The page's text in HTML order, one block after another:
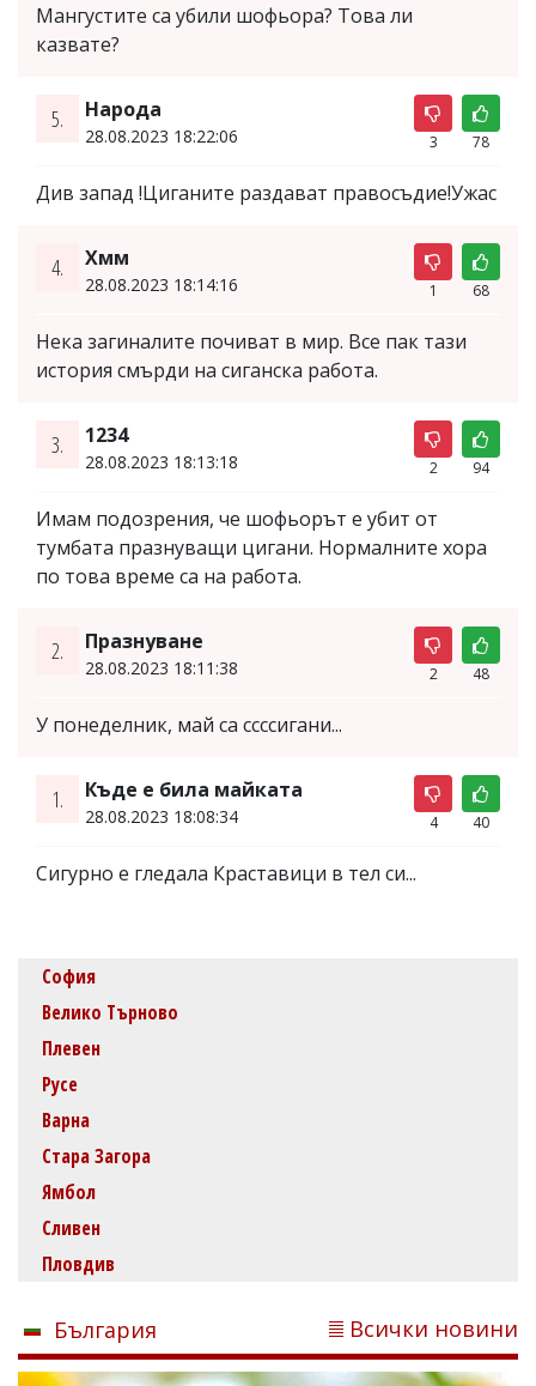
Мангустите са убили шофьора? Това ли
казвате?
5. Народа
28.08.2023 18:22:06 3 78
Див запад !Циганите раздават правосъдие!Ужас
4. Хмм
28.08.2023 18:14:16 1 68
Нека загиналите почиват в мир. Все пак тази
история смърди на сиганска работа.
3. 1234
28.08.2023 18:13:18 2 94
Имам подозрения, че шофьорът е убит от
тумбата празнуващи цигани. Нормалните хора
по това време са на работа.
2. Празнуване
28.08.2023 18:11:38 2 48
У понеделник, май са ссссигани...
1. Къде е била майката
28.08.2023 18:08:34 4 40
Сигурно е гледала Краставици в тел си...
София
Велико Търново
Плевен
Русе
Варна
Стара Загора
Ямбол
Сливен
Пловдив
България Всички новини